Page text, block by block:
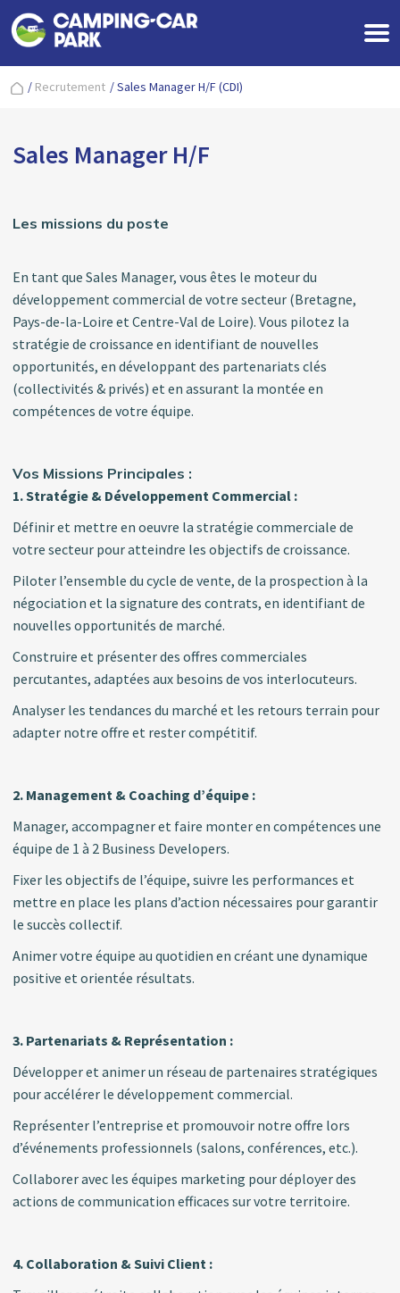
/ Recrutement /Sales Manager H/F (CDI)
Sales Manager H/F
Les missions du poste
En tant que Sales Manager, vous êtes le moteur du
développement commercial de votre secteur (Bretagne,
Pays-de-la-Loire et Centre-Val de Loire). Vous pilotez la
stratégie de croissance en identifiant de nouvelles
opportunités, en développant des partenariats clés
(collectivités & privés) et en assurant la montée en
compétences de votre équipe.
Vos Missions Principales :
1. Stratégie & Développement Commercial :
Définir et mettre en oeuvre la stratégie commerciale de
votre secteur pour atteindre les objectifs de croissance.
Piloter l’ensemble du cycle de vente, de la prospection à la
négociation et la signature des contrats, en identifiant de
nouvelles opportunités de marché.
Construire et présenter des offres commerciales
percutantes, adaptées aux besoins de vos interlocuteurs.
Analyser les tendances du marché et les retours terrain pour
adapter notre offre et rester compétitif.
2. Management & Coaching d’équipe :
Manager, accompagner et faire monter en compétences une
équipe de 1 à 2 Business Developers.
Fixer les objectifs de l’équipe, suivre les performances et
mettre en place les plans d’action nécessaires pour garantir
le succès collectif.
Animer votre équipe au quotidien en créant une dynamique
positive et orientée résultats.
3. Partenariats & Représentation :
Développer et animer un réseau de partenaires stratégiques
pour accélérer le développement commercial.
Représenter l’entreprise et promouvoir notre offre lors
d’événements professionnels (salons, conférences, etc.).
Collaborer avec les équipes marketing pour déployer des
actions de communication efficaces sur votre territoire.
4. Collaboration & Suivi Client :